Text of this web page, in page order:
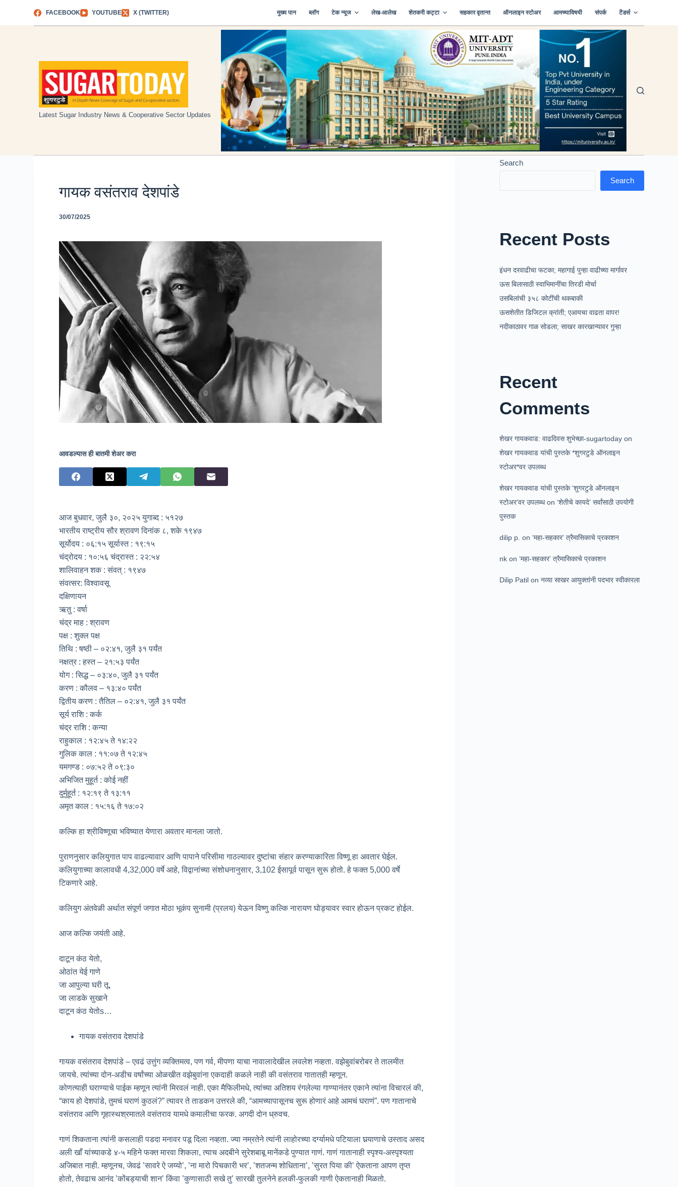
FACEBOOK YOUTUBE X (TWITTER) मुख्य पान ब्लॉग टेक न्यूज लेख-आलेख शेतकरी कट्टा सहकार वृतान्त ऑनलाइन स्टोअर आमच्याविषयी संपर्क टेंडर्स
Latest Sugar Industry News & Cooperative Sector Updates
गायक वसंतराव देशपांडे
30/07/2025
आवडल्यास ही बातमी शेअर करा
आज बुधवार, जुलै ३०, २०२५ युगाब्द : ५१२७
भारतीय राष्ट्रीय सौर श्रावण दिनांक ८, शके १९४७
सूर्योदय : ०६:१५ सूर्यास्त : १९:१५
चंद्रोदय : १०:५६ चंद्रास्त : २२:५४
शालिवाहन शक : संवत् : १९४७
संवत्सर: विश्वावसू
दक्षिणायन
ऋतु : वर्षा
चंद्र माह : श्रावण
पक्ष : शुक्ल पक्ष
तिथि : षष्ठी – ०२:४१, जुलै ३१ पर्यंत
नक्षत्र : हस्त – २१:५३ पर्यंत
योग : सिद्ध – ०३:४०, जुलै ३१ पर्यंत
करण : कौलव – १३:४० पर्यंत
द्वितीय करण : तैतिल – ०२:४१, जुलै ३१ पर्यंत
सूर्य राशि : कर्क
चंद्र राशि : कन्या
राहुकाल : १२:४५ ते १४:२२
गुलिक काल : ११:०७ ते १२:४५
यमगण्ड : ०७:५२ ते ०९:३०
अभिजित मुहूर्त : कोई नहीं
दुर्मुहूर्त : १२:१९ ते १३:११
अमृत काल : १५:१६ ते १७:०२
कल्कि हा श्रीविष्णूचा भविष्यात येणारा अवतार मानला जातो.
पुराणनुसार कलियुगात पाप वाढल्यावार आणि पापाने परिसीमा गाठल्यावर दुष्टांचा संहार करण्याकारिता विष्णू हा अवतार घेईल.
कलियुगाच्या कालावधी 4,32,000 वर्षे आहे, विद्वानांच्या संशोधनानुसार, 3,102 ईसापूर्व पासून सुरू होतो. हे फक्त 5,000 वर्षे
टिकणारे आहे.
कलियुग अंतवेळी अर्थात संपूर्ण जगात मोठा भूकंप सुनामी (प्रलय) येऊन विष्णु कल्कि नारायण घोड्यावर स्वार होऊन प्रकट होईल.
आज कल्कि जयंती आहे.
दाटून कंठ येतो,
ओठांत येई गाणे
जा आपुल्या घरी तू,
जा लाडके सुखाने
दाटून कंठ येतोs…
गायक वसंतराव देशपांडे
गायक वसंतराव देशपांडे – एवढं उत्तुंग व्यक्तिमत्व, पण गर्व, मीपणा याचा नावालादेखील लवलेश नव्हता. वझेबुवांबरोबर ते तालमीत
जायचे. त्यांच्या दोन-अडीच वर्षांच्या ओळखीत वझेबुवांना एकदाही कळले नाही की वसंतराव गातातही म्हणून.
कोणत्याही घराण्याचे पाईक म्हणून त्यांनी मिरवलं नाही. एका मैफिलीमधे, त्यांच्या अतिशय रंगलेल्या गाण्यानंतर एकाने त्यांना विचारलं की,
“काय हो देशपांडे, तुमचं घराणं कुठलं?” त्यावर ते ताडकन उत्तरले की, “आमच्यापासूनच सुरू होणारं आहे आमचं घराणं”. पण गातानाचे
वसंतराव आणि गृहास्थश्रमातले वसंतराव यामधे कमालीचा फरक. अगदी दोन ध्रुवच.
गाणं शिकताना त्यांनी कसलाही पडदा मनावर पडू दिला नव्हता. ज्या नम्रतेने त्यांनी लाहोरच्या दर्ग्यामधे पटियाला घर्‍याणाचे उस्ताद असद
अली खाँ यांच्याकडे ४-५ महिने फक्त मारवा शिकला, त्याच अदबीने सुरेशबाबू मानेंकडे पुण्यात गाणं. गाणं गातानाही स्पृश्य-अस्पृश्यता
अजिबात नाही. म्हणूनच, जेवढं ’सावरे ऐ जय्यो’, ’ना मारो पिचकारी भर’, ’शतजन्म शोधिताना’, ’सुरत पिया की’ ऐकताना आपण तृप्त
होतो, तेवढाच आनंद ’कोंबड्याची शान’ किंवा ’कुणासाठी सखे तु’ सारखी तुलनेने हलकी-फुलकी गाणी ऐकतानाही मिळतो.
Search
Search
Recent Posts
इंधन दरवाढीचा फटका; महागाई पुन्हा वाढीच्या मार्गावर
ऊस बिलासाठी स्वाभिमानींचा तिरडी मोर्चा
उसबिलांची ३५८ कोटींची थकबाकी
ऊसशेतीत डिजिटल क्रांती; एआयचा वाढता वापर!
नदीकाठावर गाळ सोडला; साखर कारखान्यावर गुन्हा
Recent
Comments
शेखर गायकवाड: वाढदिवस शुभेच्छा-sugartoday on
शेखर गायकवाड यांची पुस्तके *शुगरटुडे ऑनलाइन
स्टोअर*वर उपलब्ध
शेखर गायकवाड यांची पुस्तके ‘शुगरटुडे ऑनलाइन
स्टोअर’वर उपलब्धon‘शेतीचे कायदे’ सर्वांसाठी उपयोगी
पुस्तक
dilip p. on‘महा-सहकार’ त्रैमासिकाचे प्रकाशन
nk on‘महा-सहकार’ त्रैमासिकाचे प्रकाशन
Dilip Patil onनव्या साखर आयुक्तांनी पदभार स्वीकारला